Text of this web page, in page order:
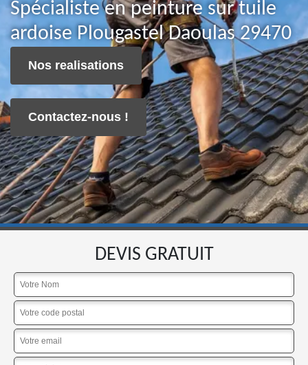
Spécialiste en peinture sur tuile
ardoise Plougastel Daoulas 29470
Nos realisations
Contactez-nous !
DEVIS GRATUIT